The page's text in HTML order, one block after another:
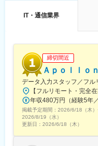
経験を活かしながら
■当社だからこそ実現
＜取引社数5,100社＞
同業他社と比較をして
占のプロジェクトも多
あります。
＜エンジニアポスティ
自分の希望に合わせて
き、専門チームやキャ
境を提供。
経験やスキルに応じて
IT・通信業界
締切間近
Ａｐｏｌｌｏ
データ入力スタッフ／フル
掲載予定期間： 2026/6/18（木）
2026/8/19（水）
更新日： 2026/6/18（木）